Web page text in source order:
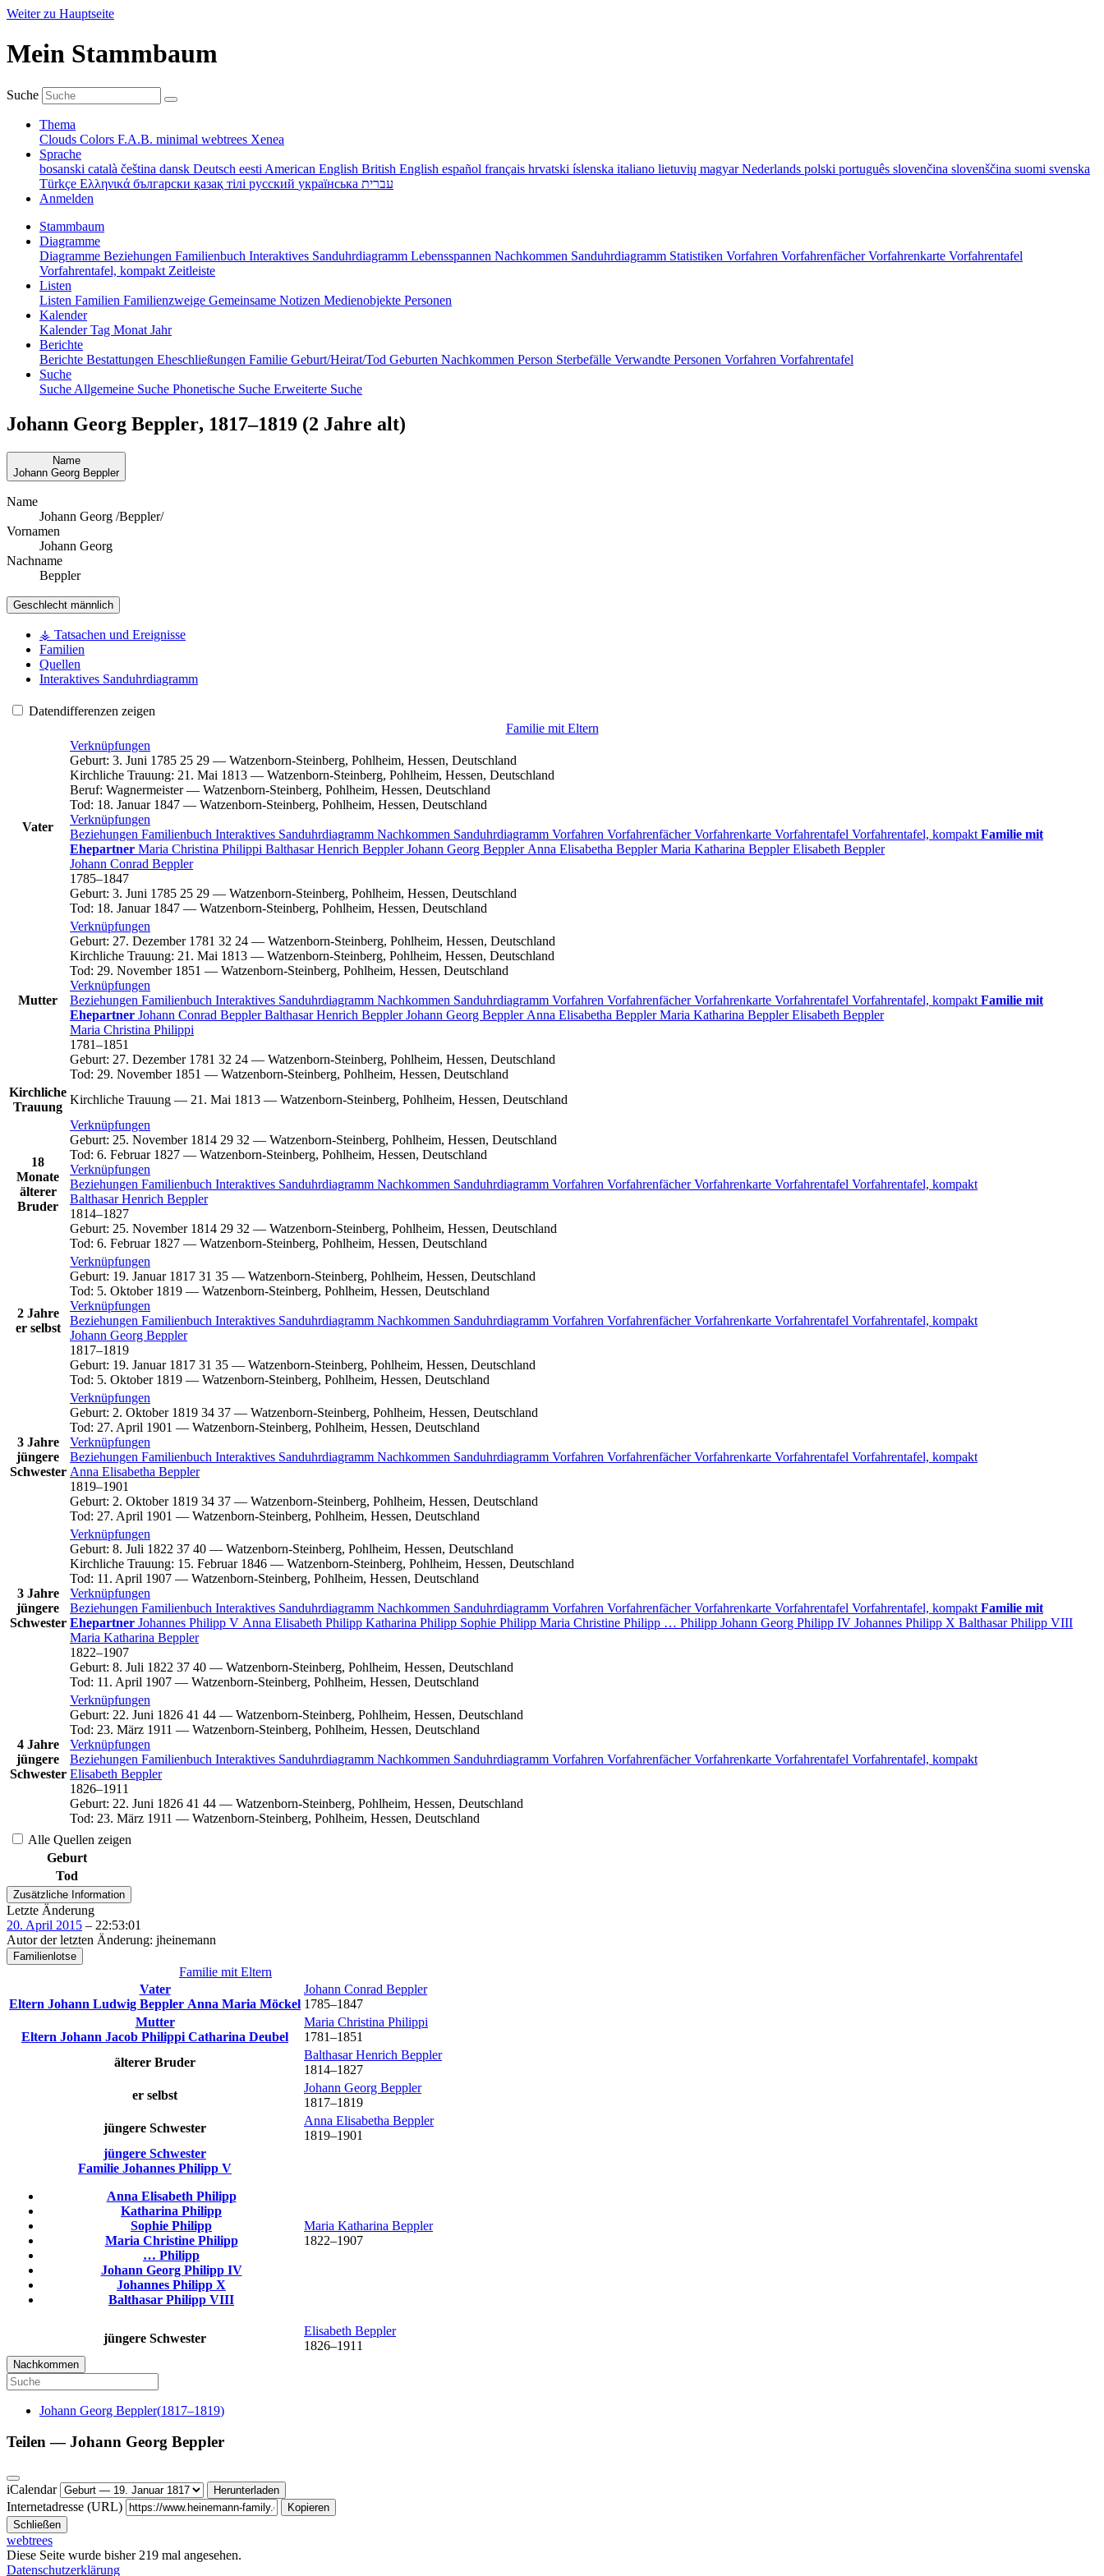
Weiter zu Hauptseite
Mein Stammbaum
Suche
Thema
Clouds Colors F.A.B. minimal webtrees Xenea
Sprache
bosanski català čeština dansk Deutsch eesti American English British English español français hrvatski íslenska italiano lietuvių magyarNederlands polski português slovenčina slovenščina suomi svenska
Türkçe Ελληνικά български қазақ тілі русский українська עברית
Anmelden
Stammbaum
Diagramme
Diagramme Beziehungen Familienbuch Interaktives Sanduhrdiagramm Lebensspannen Nachkommen Sanduhrdiagramm Statistiken Vorfahren VorfahrenfächerVorfahrenkarte Vorfahrentafel
Vorfahrentafel, kompakt Zeitleiste
Listen
Listen Familien Familienzweige Gemeinsame Notizen Medienobjekte Personen
Kalender
KalenderTag Monat Jahr
Berichte
Berichte Bestattungen Eheschließungen Familie Geburt/Heirat/Tod Geburten Nachkommen Person Sterbefälle Verwandte Personen Vorfahren Vorfahrentafel
Suche
Suche Allgemeine Suche Phonetische Suche Erweiterte Suche
Johann Georg Beppler, 1817–1819 (2 Jahre alt)
Name
Johann Georg Beppler
Name
Johann Georg /Beppler/
Vornamen
Johann Georg
Nachname
Beppler
Geschlecht männlich
⚶ Tatsachen und Ereignisse
Familien
Quellen
Interaktives Sanduhrdiagramm
Datendifferenzen zeigen
Familie mit Eltern
Vater
Verknüpfungen
Geburt: 3. Juni 1785 25 29 — Watzenborn-Steinberg, Pohlheim, Hessen, Deutschland
Kirchliche Trauung: 21. Mai 1813 — Watzenborn-Steinberg, Pohlheim, Hessen, Deutschland
Beruf: Wagnermeister— Watzenborn-Steinberg, Pohlheim, Hessen, Deutschland
Tod: 18. Januar 1847 — Watzenborn-Steinberg, Pohlheim, Hessen, Deutschland
Verknüpfungen
Beziehungen Familienbuch Interaktives Sanduhrdiagramm Nachkommen Sanduhrdiagramm Vorfahren VorfahrenfächerVorfahrenkarte Vorfahrentafel Vorfahrentafel, kompakt Familie mit
Ehepartner Maria Christina Philippi Balthasar Henrich Beppler Johann Georg Beppler Anna Elisabetha Beppler Maria Katharina Beppler Elisabeth Beppler
Johann Conrad Beppler
1785–1847
Geburt: 3. Juni 1785 25 29 — Watzenborn-Steinberg, Pohlheim, Hessen, Deutschland
Tod: 18. Januar 1847 — Watzenborn-Steinberg, Pohlheim, Hessen, Deutschland
Mutter
Verknüpfungen
Geburt: 27. Dezember 1781 32 24 — Watzenborn-Steinberg, Pohlheim, Hessen, Deutschland
Kirchliche Trauung: 21. Mai 1813 — Watzenborn-Steinberg, Pohlheim, Hessen, Deutschland
Tod: 29. November 1851 — Watzenborn-Steinberg, Pohlheim, Hessen, Deutschland
Verknüpfungen
Beziehungen Familienbuch Interaktives Sanduhrdiagramm Nachkommen Sanduhrdiagramm Vorfahren VorfahrenfächerVorfahrenkarte Vorfahrentafel Vorfahrentafel, kompakt Familie mit
Ehepartner Johann Conrad Beppler Balthasar Henrich Beppler Johann Georg Beppler Anna Elisabetha Beppler Maria Katharina Beppler Elisabeth Beppler
Maria Christina Philippi
1781–1851
Geburt: 27. Dezember 1781 32 24 — Watzenborn-Steinberg, Pohlheim, Hessen, Deutschland
Tod: 29. November 1851 — Watzenborn-Steinberg, Pohlheim, Hessen, Deutschland
Kirchliche
Trauung
Kirchliche Trauung — 21. Mai 1813 — Watzenborn-Steinberg, Pohlheim, Hessen, Deutschland
18
Monate
älterer
Bruder
Verknüpfungen
Geburt: 25. November 1814 29 32 — Watzenborn-Steinberg, Pohlheim, Hessen, Deutschland
Tod: 6. Februar 1827 — Watzenborn-Steinberg, Pohlheim, Hessen, Deutschland
Verknüpfungen
Beziehungen Familienbuch Interaktives Sanduhrdiagramm Nachkommen Sanduhrdiagramm Vorfahren VorfahrenfächerVorfahrenkarte Vorfahrentafel Vorfahrentafel, kompakt
Balthasar Henrich Beppler
1814–1827
Geburt: 25. November 1814 29 32 — Watzenborn-Steinberg, Pohlheim, Hessen, Deutschland
Tod: 6. Februar 1827 — Watzenborn-Steinberg, Pohlheim, Hessen, Deutschland
2 Jahre
er selbst
Verknüpfungen
Geburt: 19. Januar 1817 31 35 — Watzenborn-Steinberg, Pohlheim, Hessen, Deutschland
Tod: 5. Oktober 1819 — Watzenborn-Steinberg, Pohlheim, Hessen, Deutschland
Verknüpfungen
Beziehungen Familienbuch Interaktives Sanduhrdiagramm Nachkommen Sanduhrdiagramm Vorfahren VorfahrenfächerVorfahrenkarte Vorfahrentafel Vorfahrentafel, kompakt
Johann Georg Beppler
1817–1819
Geburt: 19. Januar 1817 31 35 — Watzenborn-Steinberg, Pohlheim, Hessen, Deutschland
Tod: 5. Oktober 1819 — Watzenborn-Steinberg, Pohlheim, Hessen, Deutschland
3 Jahre
jüngere
Schwester
Verknüpfungen
Geburt: 2. Oktober 1819 34 37 — Watzenborn-Steinberg, Pohlheim, Hessen, Deutschland
Tod: 27. April 1901 — Watzenborn-Steinberg, Pohlheim, Hessen, Deutschland
Verknüpfungen
Beziehungen Familienbuch Interaktives Sanduhrdiagramm Nachkommen Sanduhrdiagramm Vorfahren VorfahrenfächerVorfahrenkarte Vorfahrentafel Vorfahrentafel, kompakt
Anna Elisabetha Beppler
1819–1901
Geburt: 2. Oktober 1819 34 37 — Watzenborn-Steinberg, Pohlheim, Hessen, Deutschland
Tod: 27. April 1901 — Watzenborn-Steinberg, Pohlheim, Hessen, Deutschland
3 Jahre
jüngere
Schwester
Verknüpfungen
Geburt: 8. Juli 1822 37 40 — Watzenborn-Steinberg, Pohlheim, Hessen, Deutschland
Kirchliche Trauung: 15. Februar 1846 — Watzenborn-Steinberg, Pohlheim, Hessen, Deutschland
Tod: 11. April 1907 — Watzenborn-Steinberg, Pohlheim, Hessen, Deutschland
Verknüpfungen
Beziehungen Familienbuch Interaktives Sanduhrdiagramm Nachkommen Sanduhrdiagramm Vorfahren VorfahrenfächerVorfahrenkarte Vorfahrentafel Vorfahrentafel, kompakt Familie mit
Ehepartner Johannes Philipp V Anna Elisabeth Philipp Katharina Philipp Sophie Philipp Maria Christine Philipp … Philipp Johann Georg Philipp IV Johannes Philipp X BalthasarPhilipp VIII
Maria Katharina Beppler
1822–1907
Geburt: 8. Juli 1822 37 40 — Watzenborn-Steinberg, Pohlheim, Hessen, Deutschland
Tod: 11. April 1907 — Watzenborn-Steinberg, Pohlheim, Hessen, Deutschland
4 Jahre
jüngere
Schwester
Verknüpfungen
Geburt: 22. Juni 1826 41 44 — Watzenborn-Steinberg, Pohlheim, Hessen, Deutschland
Tod: 23. März 1911 — Watzenborn-Steinberg, Pohlheim, Hessen, Deutschland
Verknüpfungen
Beziehungen Familienbuch Interaktives Sanduhrdiagramm Nachkommen Sanduhrdiagramm Vorfahren VorfahrenfächerVorfahrenkarte Vorfahrentafel Vorfahrentafel, kompakt
Elisabeth Beppler
1826–1911
Geburt: 22. Juni 1826 41 44 — Watzenborn-Steinberg, Pohlheim, Hessen, Deutschland
Tod: 23. März 1911 — Watzenborn-Steinberg, Pohlheim, Hessen, Deutschland
Alle Quellen zeigen
Geburt
Tod
Zusätzliche Information
Letzte Änderung
20. April 2015 – 22:53:01
Autor der letzten Änderung: jheinemann
Familienlotse
Familie mit Eltern
Vater
Eltern Johann Ludwig Beppler Anna Maria Möckel
Johann Conrad Beppler
1785–1847
Mutter
Eltern Johann Jacob Philippi Catharina Deubel
Maria Christina Philippi
1781–1851
älterer Bruder
Balthasar Henrich Beppler
1814–1827
er selbst
Johann Georg Beppler
1817–1819
jüngere Schwester
Anna Elisabetha Beppler
1819–1901
jüngere Schwester
Familie Johannes Philipp V
Anna Elisabeth Philipp
Katharina Philipp
Sophie Philipp
Maria Christine Philipp
… Philipp
Johann Georg PhilippIV
Johannes Philipp X
Balthasar Philipp VIII
Maria Katharina Beppler
1822–1907
jüngere Schwester
Elisabeth Beppler
1826–1911
Nachkommen
Johann Georg Beppler(1817–1819)
Teilen —Johann Georg Beppler
iCalendar Herunterladen
Internetadresse (URL)
Kopieren
Schließen
webtrees
Diese Seite wurde bisher 219 mal angesehen.
Datenschutzerklärung